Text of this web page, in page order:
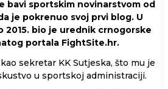
bavi sportskim novinarstvom od
je pokrenuo svoj prvi blog. U
2015. bio je urednik crnogorske
portala FightSite.hr.
sekretar KK Sutjeska, što mu je
u sportskoj administraciji.